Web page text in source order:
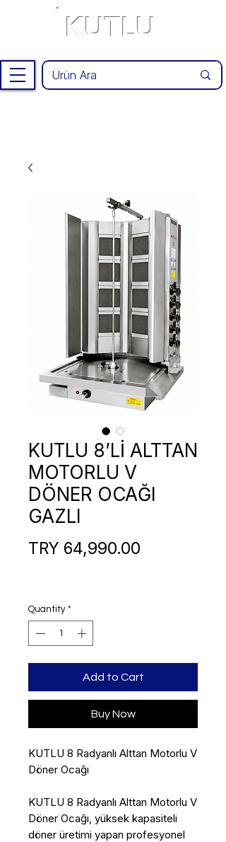
KUTLU
KUTLU 8’Lİ ALTTAN
MOTORLU V
DÖNER OCAĞI
GAZLI
TRY 64,990.00
Quantity *
Add to Cart
Buy Now
KUTLU 8 Radyanlı Alttan Motorlu V
Döner Ocağı
KUTLU 8 Radyanlı Alttan Motorlu V
Döner Ocağı, yüksek kapasiteli
döner üretimi yapan profesyonel